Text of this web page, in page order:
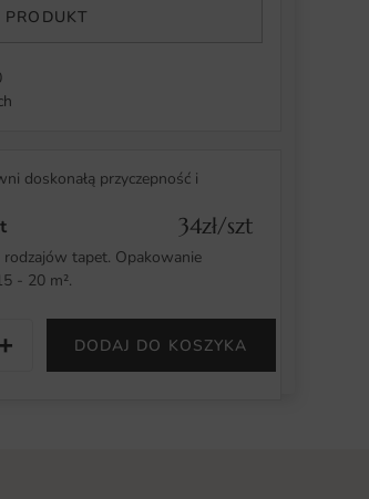
doskonałą przyczepność i
34zł/szt
tapet. Opakowanie
- 20 m².
+ DODAJ DO KOSZYKA